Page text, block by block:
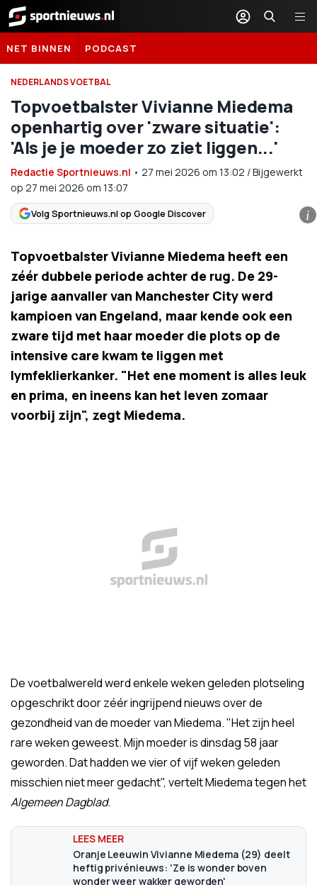
Sportnieuws.nl
NET BINNEN PODCAST
NEDERLANDS VOETBAL
Topvoetbalster Vivianne Miedema
openhartig over 'zware situatie':
'Als je je moeder zo ziet liggen...'
Redactie Sportnieuws.nl • 27 mei 2026 om 13:02 /Bijgewerkt
op 27 mei 2026 om 13:07
Volg Sportnieuws.nl op Google Discover i
Topvoetbalster Vivianne Miedema heeft een
zéér dubbele periode achter de rug. De 29-
jarige aanvaller van Manchester City werd
kampioen van Engeland, maar kende ook een
zware tijd met haar moeder die plots op de
intensive care kwam te liggen met
lymfeklierkanker. "Het ene moment is alles leuk
en prima, en ineens kan het leven zomaar
voorbij zijn", zegt Miedema.
De voetbalwereld werd enkele weken geleden plotseling
opgeschrikt door zéér ingrijpend nieuws over de
gezondheid van de moeder van Miedema. "Het zijn heel
rare weken geweest. Mijn moeder is dinsdag 58 jaar
geworden. Dat hadden we vier of vijf weken geleden
misschien niet meer gedacht", vertelt Miedema tegen het
Algemeen Dagblad.
Oranje Leeuwin Vivianne Miedema (29) deelt
heftig privénieuws: 'Ze is wonder boven
wonder weer wakker geworden'